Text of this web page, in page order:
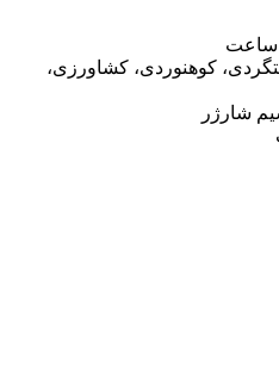
کوهنوردی، کشاورزی،
شارژر